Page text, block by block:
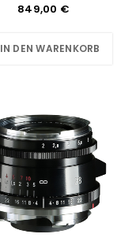
849,00 €
IN DEN WARENKORB